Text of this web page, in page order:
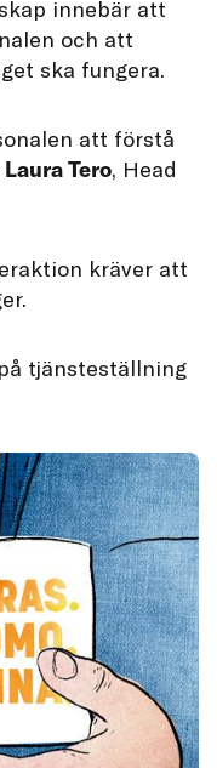
innebär att
och att
ska fungera.
att förstå
Laura Tero, Head
kräver att
tjänsteställning